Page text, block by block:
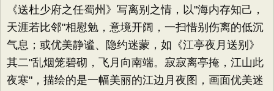
《送杜少府之任蜀州》写离别之情，以"海内存知己，
天涯若比邻"相慰勉，意境开阔，一扫惜别伤离的低沉
气息；或优美静谧、隐约迷蒙，如《江亭夜月送别》
其二"乱烟笼碧砌，飞月向南端。寂寂离亭掩，江山此
夜寒"，描绘的是一幅美丽的江边月夜图，画面优美迷